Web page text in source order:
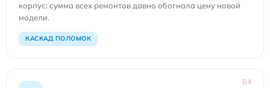
корпус: сумма всех ремонтов давно обогнала цену новой
модели.
КАСКАД ПОЛОМОК
04